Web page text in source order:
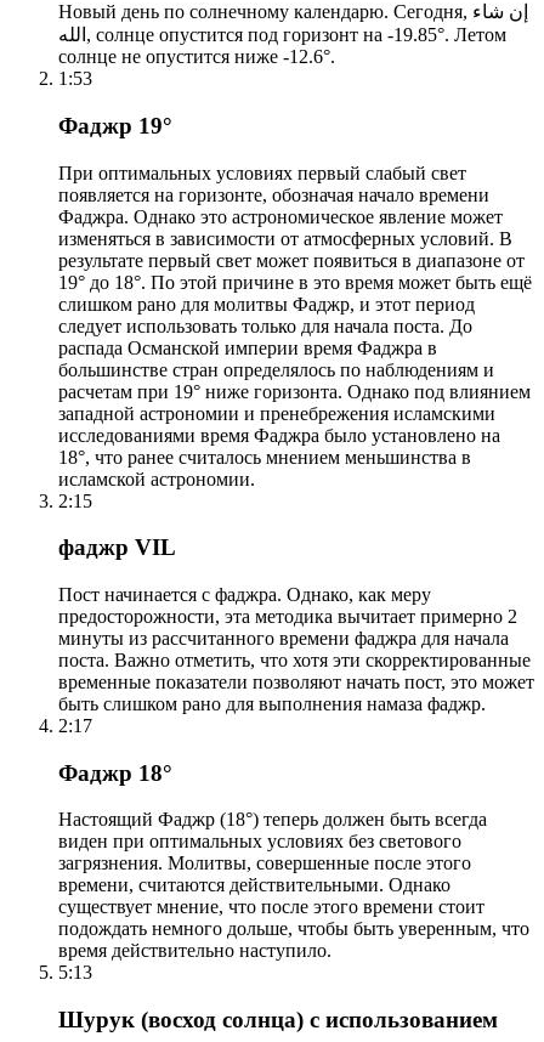
Новый день по солнечному календарю. Сегодня, إن شاء
الله, солнце опустится под горизонт на -19.85°. Летом
солнце не опустится ниже -12.6°.
1:53
Фаджр 19°
При оптимальных условиях первый слабый свет
появляется на горизонте, обозначая начало времени
Фаджра. Однако это астрономическое явление может
изменяться в зависимости от атмосферных условий. В
результате первый свет может появиться в диапазоне от
19° до 18°. По этой причине в это время может быть ещё
слишком рано для молитвы Фаджр, и этот период
следует использовать только для начала поста. До
распада Османской империи время Фаджра в
большинстве стран определялось по наблюдениям и
расчетам при 19° ниже горизонта. Однако под влиянием
западной астрономии и пренебрежения исламскими
исследованиями время Фаджра было установлено на
18°, что ранее считалось мнением меньшинства в
исламской астрономии.
2:15
фаджр VIL
Пост начинается с фаджра. Однако, как меру
предосторожности, эта методика вычитает примерно 2
минуты из рассчитанного времени фаджра для начала
поста. Важно отметить, что хотя эти скорректированные
временные показатели позволяют начать пост, это может
быть слишком рано для выполнения намаза фаджр.
2:17
Фаджр 18°
Настоящий Фаджр (18°) теперь должен быть всегда
виден при оптимальных условиях без светового
загрязнения. Молитвы, совершенные после этого
времени, считаются действительными. Однако
существует мнение, что после этого времени стоит
подождать немного дольше, чтобы быть уверенным, что
время действительно наступило.
5:13
Шурук (восход солнца) с использованием